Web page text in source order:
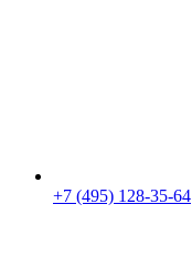
+7 (495) 128-35-64